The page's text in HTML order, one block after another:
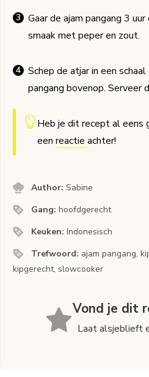
Gaar de ajam pangang 3
smaak met peper en zout.
Schep de atjar in een
pangang bovenop. Serveer
Heb je dit recept al eens
een reactie achter!
Author:Sabine
Gang:hoofdgerecht
Keuken:Indonesisch
Trefwoord: ajam pangang,
kipgerecht, slowcooker
Vond je dit
Laat alsjeblieft